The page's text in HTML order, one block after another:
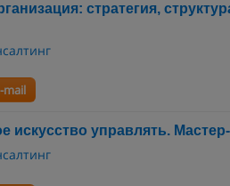
стратегия,
mail
искусство управлять.